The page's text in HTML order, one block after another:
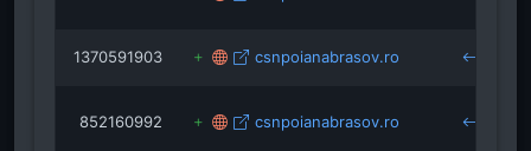
1370591903 csnpoianabrasov.ro
852160992 csnpoianabrasov.ro